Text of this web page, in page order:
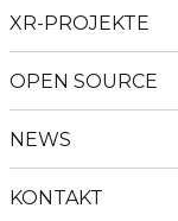
XR-PROJEKTE
OPEN SOURCE
NEWS
KONTAKT